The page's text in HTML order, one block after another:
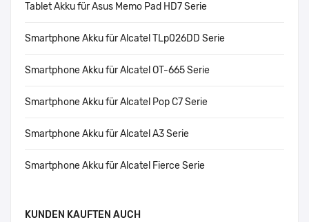
Tablet Akku für Asus Memo Pad HD7 Serie
Smartphone Akku für Alcatel TLp026DD Serie
Smartphone Akku für Alcatel OT-665 Serie
Smartphone Akku für Alcatel Pop C7 Serie
Smartphone Akku für Alcatel A3 Serie
Smartphone Akku für Alcatel Fierce Serie
KUNDEN KAUFTEN AUCH